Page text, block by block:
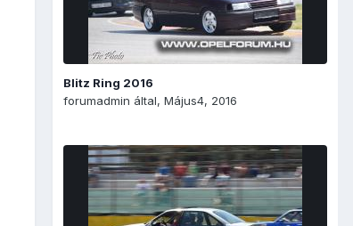
Blitz Ring 2016
forumadmin által, Május4, 2016